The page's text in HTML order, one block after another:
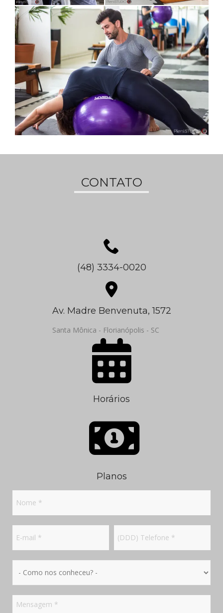
CONTATO
(48) 3334-0020
Av. Madre Benvenuta, 1572
Santa Mônica - Florianópolis - SC
Horários
Planos